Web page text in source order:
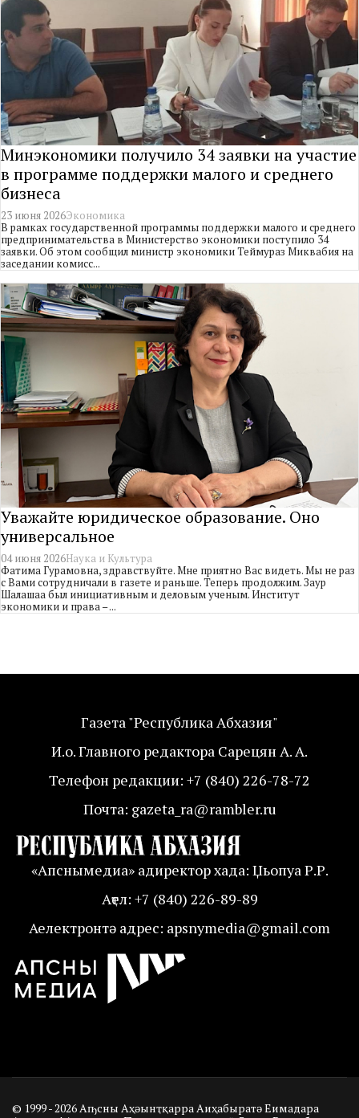
Минэкономики получило 34 заявки на участие
в программе поддержки малого и среднего
бизнеса
23 июня 2026Экономика
В рамках государственной программы поддержки малого и среднего
предпринимательства в Министерство экономики поступило 34
заявки. Об этом сообщил министр экономики Теймураз Миквабия на
заседании комисс...
Уважайте юридическое образование. Оно
универсальное
04 июня 2026Наука и Культура
Фатима Гурамовна, здравствуйте. Мне приятно Вас видеть. Мы не раз
с Вами сотрудничали в газете и раньше. Теперь продолжим. Заур
Шалашаа был инициативным и деловым ученым. Институт
экономики и права – ...
Газета "Республика Абхазия"
И.о. Главного редактора Сарецян А. А.
Телефон редакции: +7 (840) 226-78-72
Почта: gazeta_ra@rambler.ru
«Апснымедиа» адиректор хада: Џьопуа Р.Р.
Аҭел: +7 (840) 226-89-89
Аелектронтә адрес: apsnymedia@gmail.com
© 1999 - 2026 Аҧсны Аҳәынҭқарра Аиҳабыратә Еимадара